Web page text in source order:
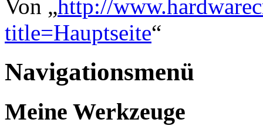
Von „http://
title=Hauptseite“
Navigationsmenü
Meine Werkzeuge